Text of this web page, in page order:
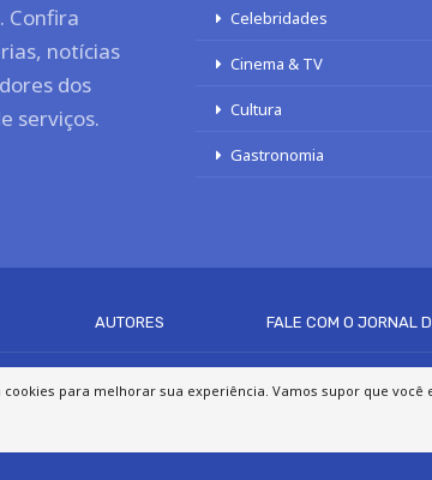
Confira
notícias
dos
serviços.
Celebridades
Cinema & TV
Cultura
Gastronomia
AUTORES FALE COM O JORNAL
cookies para melhorar sua experiência. Vamos supor que